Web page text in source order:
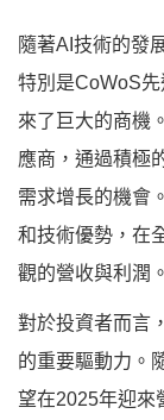
隨著AI技術的發
特別是CoWoS
來了巨大的商機
應商，通過積極
需求增長的機會
和技術優勢，在
觀的營收與利潤。
對於投資者而言
的重要驅動力。
望在2025年迎來